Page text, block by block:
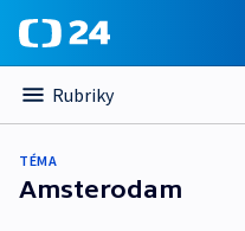
Rubriky
TÉMA
Amsterodam